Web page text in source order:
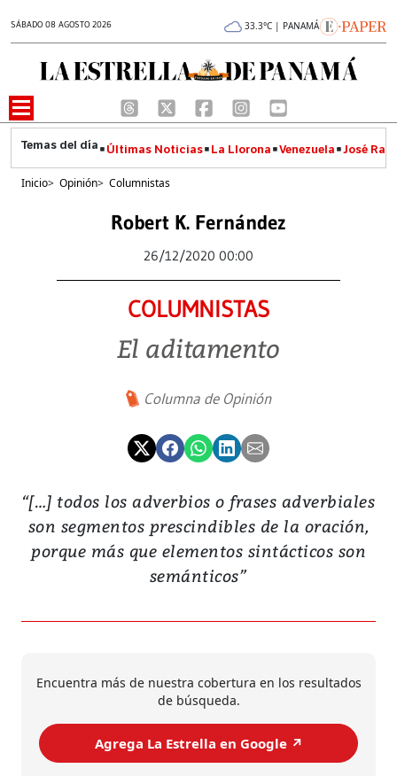
SÁBADO 08 AGOSTO 2026 33.3°C | PANAMÁ
Últimas Noticias La Llorona Venezuela José
Inicio> Opinión> Columnistas
Robert K. Fernández
26/12/2020 00:00
COLUMNISTAS
El aditamento
Columna de Opinión
“[…] todos los adverbios o frases adverbiales
son segmentos prescindibles de la oración,
porque más que elementos sintácticos son
semánticos”
Encuentra más de nuestra cobertura en los resultados
de búsqueda.
Agrega La Estrella en Google ↗️